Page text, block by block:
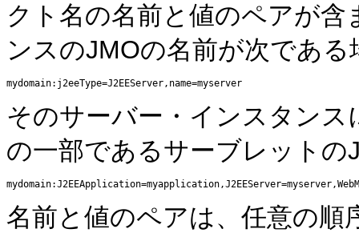
クト名の名前と値のペアが
ンスのJMOの名前が次である
そのサーバー・インスタン
の一部であるサーブレット
名前と値のペアは、任意の順